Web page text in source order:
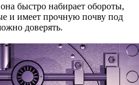
быстро набирает обороты,
и имеет прочную почву под
доверять.